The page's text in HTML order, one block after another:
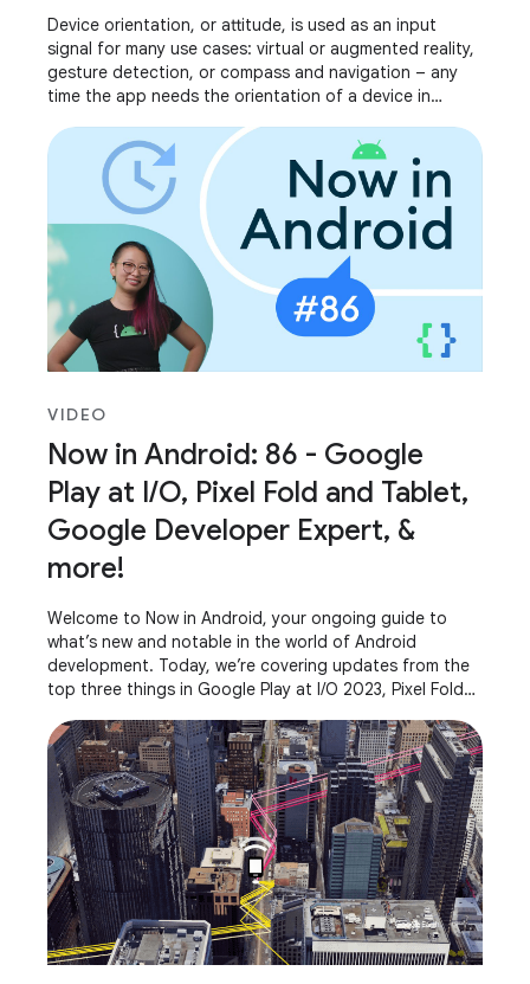
Device orientation, or attitude, is used as an input
signal for many use cases: virtual or augmented reality,
gesture detection, or compass and navigation – any
time the app needs the orientation of a device in
VIDEO
Now in Android: 86 - Google
Play at I/O, Pixel Fold and Tablet,
Google Developer Expert, &
more!
Welcome to Now in Android, your ongoing guide to
what’s new and notable in the world of Android
development. Today, we’re covering updates from the
top three things in Google Play at I/O 2023, Pixel Fold